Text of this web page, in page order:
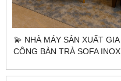
💫 NHÀ MÁY SẢN XUẤT GIA
CÔNG BÀN TRÀ SOFA INOX
NỘI TPHCM |